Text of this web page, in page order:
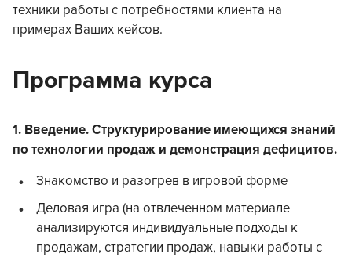
техники работы с потребностями клиента на
примерах Ваших кейсов.
Программа курса
1. Введение. Структурирование имеющихся знаний
по технологии продаж и демонстрация дефицитов.
Знакомство и разогрев в игровой форме
Деловая игра (на отвлеченном материале
анализируются индивидуальные подходы к
продажам, стратегии продаж, навыки работы с